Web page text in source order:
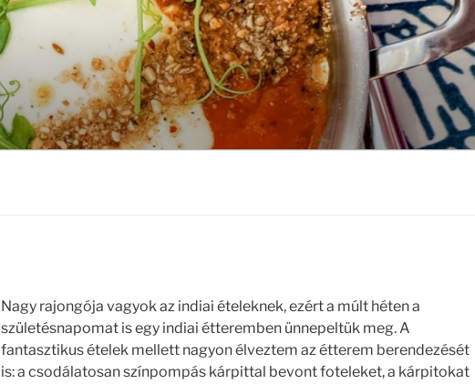
Nagy rajongója vagyok az indiai ételeknek, ezért a múlt héten a
születésnapomat is egy indiai étteremben ünnepeltük meg. A
fantasztikus ételek mellett nagyon élveztem az étterem berendezését
is: a csodálatosan színpompás kárpittal bevont foteleket, a kárpitokat